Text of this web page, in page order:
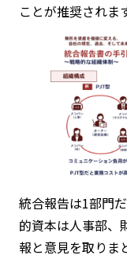
ことが推奨されま
統合報告は1部門
的資本は人事部、
報と意見を取りま